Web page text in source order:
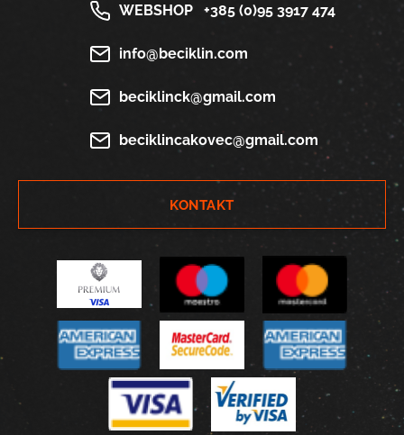
WEBSHOP +385 (0)95 3917 474
info@beciklin.com
beciklinck@gmail.com
beciklincakovec@gmail.com
KONTAKT